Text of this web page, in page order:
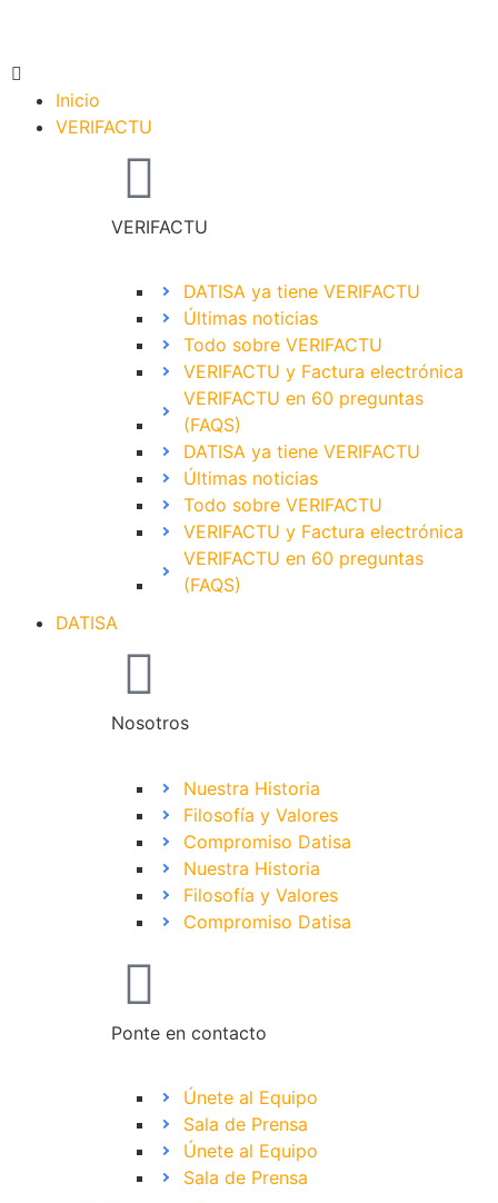
Inicio
VERIFACTU
VERIFACTU
DATISA ya tiene VERIFACTU
Últimas noticias
Todo sobre VERIFACTU
VERIFACTU y Factura electrónica
VERIFACTU en 60 preguntas
(FAQS)
DATISA ya tiene VERIFACTU
Últimas noticias
Todo sobre VERIFACTU
VERIFACTU y Factura electrónica
VERIFACTU en 60 preguntas
(FAQS)
DATISA
Nosotros
Nuestra Historia
Filosofía y Valores
Compromiso Datisa
Nuestra Historia
Filosofía y Valores
Compromiso Datisa
Ponte en contacto
Únete al Equipo
Sala de Prensa
Únete al Equipo
Sala de Prensa